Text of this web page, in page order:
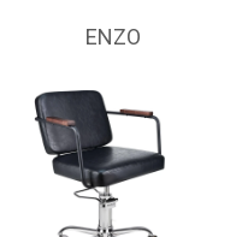
ENZO